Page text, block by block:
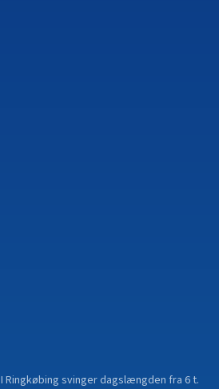
I Ringkøbing svinger dagslængden fra 6 t.